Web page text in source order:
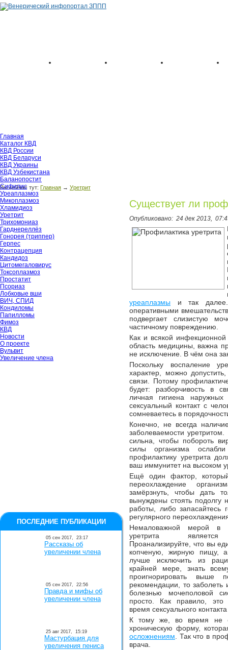
Главная
Каталог КВД
КВД России
КВД Беларуси
КВД Украины
КВД Узбекистана
Баланопостит
Сифилис
Уреаплазмоз
Микоплазмоз
Хламидиоз
Уретрит
Трихомониаз
Гарднереллёз
Гонорея (триппер)
Герпес
Контрацепция
Кандидоз
Цитомегаловирус
Токсоплазмоз
Простатит
Псориаз
Лобковые вши
ВИЧ, СПИД
Кондиломы
Папилломы
Фимоз
КВД
Новости
О проекте
Вульвит
Увеличение члена
Вы сейчас тут: Главная → Уретрит
Существует ли
Опубликовано: 24 дек 2013,
уреаплазмы и так далее.
оперативными
подвергает слизистую
частичному повреждению.
Как и всякой
область медицины, важна
не исключение. В чём она
Поскольку воспаление
характер, можно
связи. Потому
будет: разборчивость в
личная гигиена
сексуальный контакт с
сомневаетесь в
Конечно, не всегда
заболеваемости
сильна, чтобы побороть
силы организма
профилактику уретрита
ваш иммунитет на высоком
Ещё один фактор,
переохлаждение
замёрзнуть, чтобы дать
вынуждены стоять подолгу
работы, либо
регулярного
Немаловажной мерой в
уретрита
Проанализируйте, что вы
копченую, жирную пищу,
лучше исключить из
крайней мере, знать
проигнорировать выше
рекомендации, то заболеть
болезнью мочеполовой
просто. Как правило, это
время сексуального
К тому же, во время не
хроническую форму,
осложнениям . Так что в
врача.
ПОСЛЕДНИЕ ПУБЛИКАЦИИ
05 сен 2017, 23:17
Рассказы об
увеличении члена
05 сен 2017, 22:56
Правда и мифы об
увеличении члена
25 авг 2017, 15:19
Мастурбация для
увеличения пениса